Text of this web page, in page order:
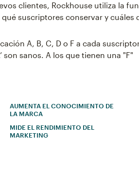
clientes, Rockhouse utiliza la
suscriptores conservar y cuáles
A, B, C, D o F a cada
son sanos. A los que tienen una "F"
AUMENTA EL CONOCIMIENTO DE
LA MARCA
MIDE EL RENDIMIENTO DEL
MARKETING